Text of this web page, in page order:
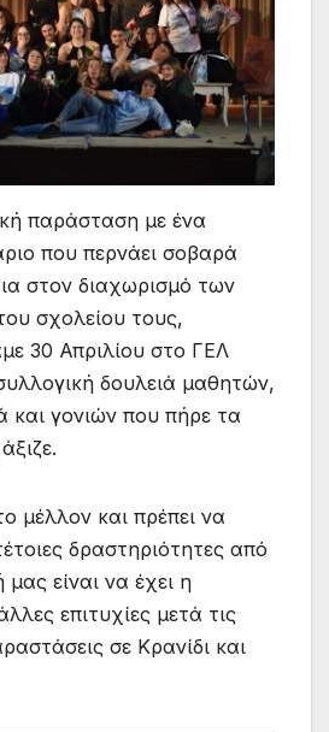
παράσταση με ένα
που περνάει σοβαρά
στον διαχωρισμό των
σχολείου τους,
30 Απριλίου στο ΓΕΛ
δουλειά μαθητών,
γονιών που πήρε τα
μέλλον και πρέπει να
δραστηριότητες από
είναι να έχει η
επιτυχίες μετά τις
σε Κρανίδι και